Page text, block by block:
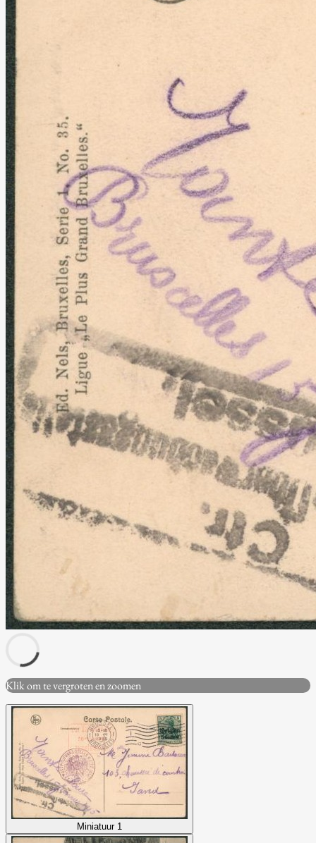
Klik om te vergroten en zoomen
Miniatuur 1